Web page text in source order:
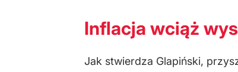
Inflacja wciąż
Jak stwierdza Glapiński,